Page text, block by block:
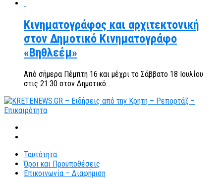
Κινηματογράφος και αρχιτεκτονική
στον Δημοτικό Κινηματογράφο
«Βηθλεέμ»
Από σήμερα Πέμπτη 16 και μέχρι το Σάββατο 18 Ιουλίου
στις 21:30 στον Δημοτικό...
Ταυτότητα
Όροι και Προϋποθέσεις
Επικοινωνία – Διαφήμιση